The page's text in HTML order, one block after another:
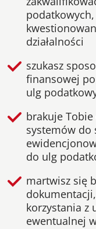
działalności
szukasz
finansowej
ulg
brakuje
systemów do
do ulg
martwisz się
korzystania z
ewentualnej